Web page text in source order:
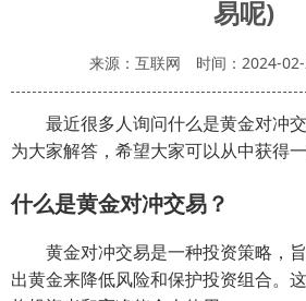
易呢)
来源：互联网 时间：2024-
最近很多人询问什么是黄金对冲
为大家解答，希望大家可以从中获得一
什么是黄金对冲交易？
黄金对冲交易是一种投资策略，
出黄金来降低风险和保护投资组合。